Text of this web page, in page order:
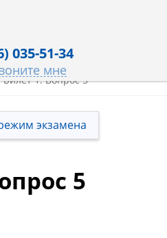
035-51-34
мне
Билет 1. Вопрос 5
экзамена
5